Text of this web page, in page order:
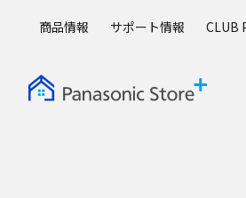
商品情報 サポート情報 CLUB